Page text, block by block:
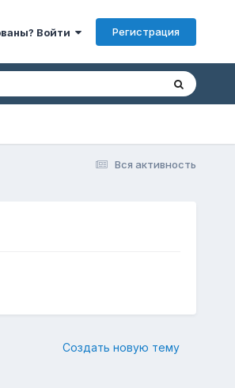
Войти Регистрация
Вся активность
Создать новую тему